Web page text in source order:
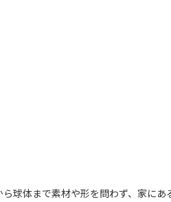
球体まで素材や形を問わず、家にあ